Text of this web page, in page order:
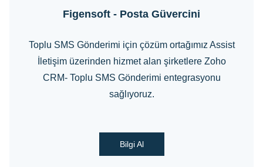
Figensoft - Posta Güvercini
Toplu SMS Gönderimi için çözüm ortağımız Assist
İletişim üzerinden hizmet alan şirketlere Zoho
CRM- Toplu SMS Gönderimi entegrasyonu
sağlıyoruz.
Bilgi Al